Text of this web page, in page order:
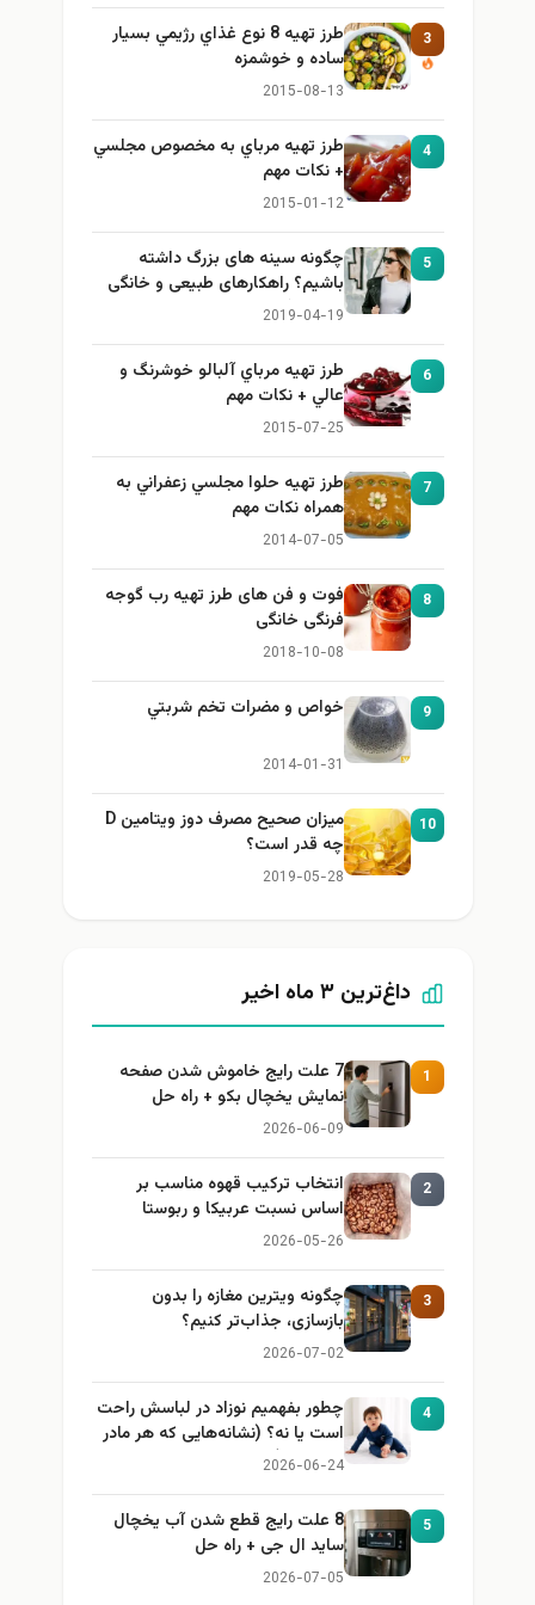
3
طرز تهيه 8 نوع غذاي رژيمي بسيار
ساده و خوشمزه
2015-08-13
4
طرز تهيه مرباي به مخصوص مجلسي
+ نكات مهم
2015-01-12
5
چگونه سینه های بزرگ داشته
باشیم؟ راهکارهای طبیعی و خانگی
برای بزرگ کردن سینه
2019-04-19
6
طرز تهيه مرباي آلبالو خوشرنگ و
عالي + نكات مهم
2015-07-25
7
طرز تهيه حلوا مجلسي زعفراني به
همراه نكات مهم
2014-07-05
8
فوت و فن های طرز تهیه رب گوجه
فرنگی خانگی
2018-10-08
9 خواص و مضرات تخم شربتي
2014-01-31
10
میزان صحیح مصرف دوز ویتامین D
چه قدر است؟
2019-05-28
داغ‌ترین ۳ ماه اخیر
1
7 علت رایج خاموش شدن صفحه
نمایش یخچال بکو + راه حل
2026-06-09
2
انتخاب ترکیب قهوه مناسب بر
اساس نسبت عربیکا و ربوستا
2026-05-26
3
چگونه ویترین مغازه را بدون
بازسازی، جذاب‌تر کنیم؟
2026-07-02
4
چطور بفهمیم نوزاد در لباسش راحت
است یا نه؟ (نشانه‌هایی که هر مادر
باید بداند)
2026-06-24
5
8 علت رایج قطع شدن آب یخچال
ساید ال جی + راه حل
2026-07-05